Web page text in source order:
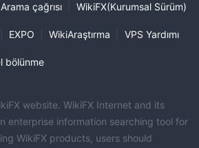
Arama çağrısı WikiFX(Kurumsal Sürüm)
EXPO WikiAraştırma VPS Yardımı
bölünme
website. WikiFX Internet and its
enterprise information searching tool for
WikiFX products, users should